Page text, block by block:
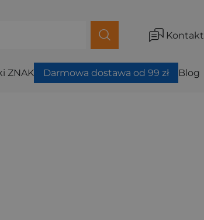
Kontakt
ZNAK Darmowa dostawa od 99 zł Blog